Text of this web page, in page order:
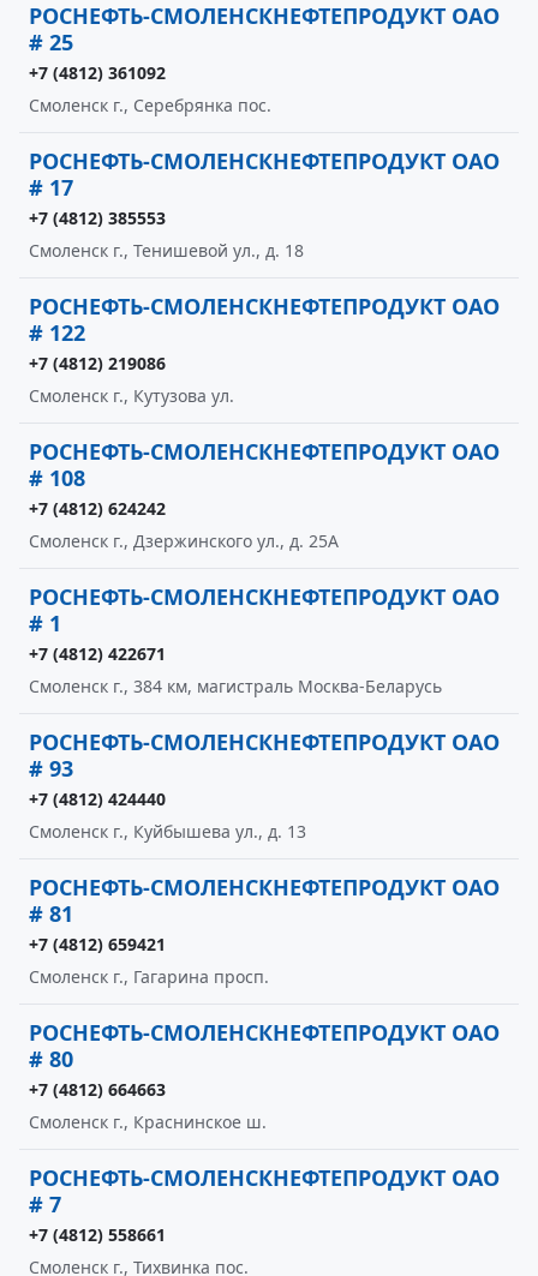
РОСНЕФТЬ-СМОЛЕНСКНЕФТЕПРОДУКТ ОАО
# 25
+7 (4812) 361092
Смоленск г., Серебрянка пос.
РОСНЕФТЬ-СМОЛЕНСКНЕФТЕПРОДУКТ ОАО
# 17
+7 (4812) 385553
Смоленск г., Тенишевой ул., д. 18
РОСНЕФТЬ-СМОЛЕНСКНЕФТЕПРОДУКТ ОАО
# 122
+7 (4812) 219086
Смоленск г., Кутузова ул.
РОСНЕФТЬ-СМОЛЕНСКНЕФТЕПРОДУКТ ОАО
# 108
+7 (4812) 624242
Смоленск г., Дзержинского ул., д. 25А
РОСНЕФТЬ-СМОЛЕНСКНЕФТЕПРОДУКТ ОАО
# 1
+7 (4812) 422671
Смоленск г., 384 км, магистраль Москва-Беларусь
РОСНЕФТЬ-СМОЛЕНСКНЕФТЕПРОДУКТ ОАО
# 93
+7 (4812) 424440
Смоленск г., Куйбышева ул., д. 13
РОСНЕФТЬ-СМОЛЕНСКНЕФТЕПРОДУКТ ОАО
# 81
+7 (4812) 659421
Смоленск г., Гагарина просп.
РОСНЕФТЬ-СМОЛЕНСКНЕФТЕПРОДУКТ ОАО
# 80
+7 (4812) 664663
Смоленск г., Краснинское ш.
РОСНЕФТЬ-СМОЛЕНСКНЕФТЕПРОДУКТ ОАО
# 7
+7 (4812) 558661
Смоленск г., Тихвинка пос.